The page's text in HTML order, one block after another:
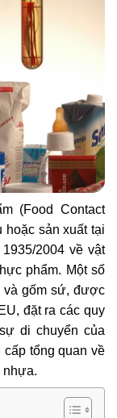
(Food Contact
hoặc sản xuất tại
2004 về vật
phẩm. Một số
và gốm sứ, được
đặt ra các quy
di chuyển của
tổng quan về
nhựa.